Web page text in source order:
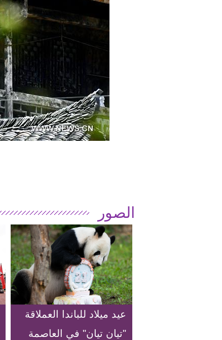
الصور
عيد ميلاد للباندا العملاقة
"تيان تيان" في العاصمة